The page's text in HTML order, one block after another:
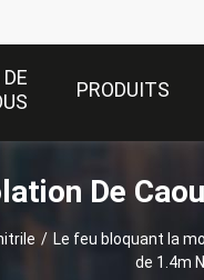
PRODUITS
De
/ Le feu bloquant la
de 1.4m